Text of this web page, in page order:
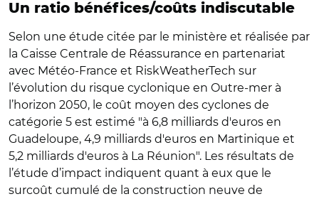
Un ratio bénéfices/coûts indiscutable
Selon une étude citée par le ministère et réalisée par
la Caisse Centrale de Réassurance en partenariat
avec Météo-France et RiskWeatherTech sur
l’évolution du risque cyclonique en Outre-mer à
l’horizon 2050, le coût moyen des cyclones de
catégorie 5 est estimé "à 6,8 milliards d'euros en
Guadeloupe, 4,9 milliards d'euros en Martinique et
5,2 milliards d'euros à La Réunion". Les résultats de
l’étude d’impact indiquent quant à eux que le
surcoût cumulé de la construction neuve de